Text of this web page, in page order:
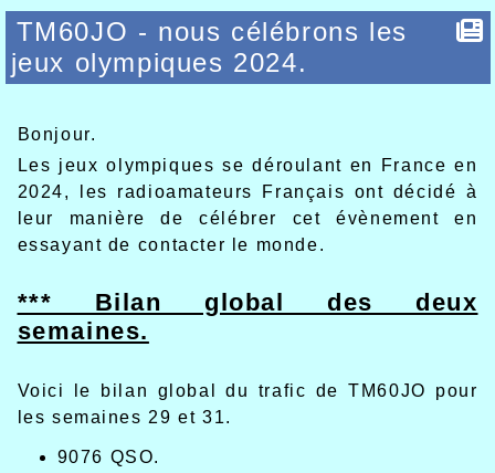
TM60JO - nous célébrons les
jeux olympiques 2024.
Bonjour.
Les jeux olympiques se déroulant en France en
2024, les radioamateurs Français ont décidé à
leur manière de célébrer cet évènement en
essayant de contacter le monde.
*** Bilan global des deux
semaines.
Voici le bilan global du trafic de TM60JO pour
les semaines 29 et 31.
9076 QSO.